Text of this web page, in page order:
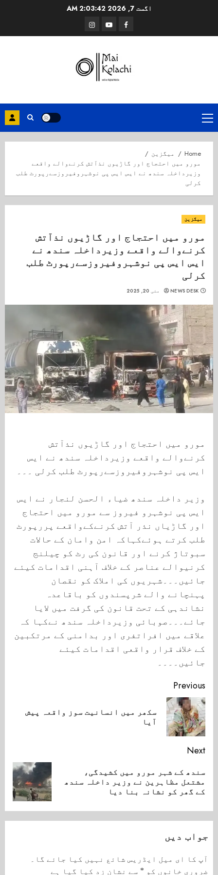
اگست 7, 2026 2:03:42 AM
Facebook
Youtube
Instagram
Primary
Menu
Home
میگزین
مورو میں احتجاج اور گاڑیوں نذآتش کرنےوالے واقعے
وزیرداخلہ سندھ نے ایس ایس پی نوشہروفیروزسےرپورٹ طلب
کرلی
میگزین
مورو میں احتجاج اور گاڑیوں نذآتش
کرنےوالے واقعے وزیرداخلہ سندھ نے
ایس ایس پی نوشہروفیروزسےرپورٹ طلب
کرلی
NEWS DESK مئی 20, 2025
مورو میں احتجاج اور گاڑیوں نذآتش
کرنےوالے واقعے وزیرداخلہ سندھ نے ایس
ایس پی نوشہروفیروزسےرپورٹ طلب کرلی ۔۔۔
وزیر داخلہ سندھ ضیاء الحسن لنجار نے ایس
ایس پی نوشہرو فیروز سے مورو میں احتجاج
اور گاڑیاں نذر آتش کرنےکےواقعے پررپورٹ
طلب کرتے ہوئےکہاکہ امن وامان کے حالات
سبوتاژ کرنے اور قانون کی رٹ کو چیلنج
کرنیوالے عناصر کے خلاف آہنی اقدامات کیئے
جائیں۔۔۔شہریوں کی املاک کو نقصان
پہنچانے والے شرپسندوں کو باقاعدہ
نشاندہی کے تحت قانون کی گرفت میں لایا
جائے۔۔۔صوبائی وزیرداخلہ سندھ نےکہا کہ
علاقے میں افراتفری اور بدامنی کے مرتکبین
کے خلاف قرار واقعی اقدامات کیئے
جائیں۔۔۔۔
Continue
Reading
Previous
سکھر میں انسانیت سوز واقعہ پیش
آیا
Next
Next
post:
سندھ کے شہر مورو میں کشیدگی،
مشتعل مظاہرین نے وزیر داخلہ سندھ
کے گھر کو نشانہ بنا دیا
جواب دیں
آپ کا ای میل ایڈریس شائع نہیں کیا جائے گا۔
ضروری خانوں کو * سے نشان زد کیا گیا ہے